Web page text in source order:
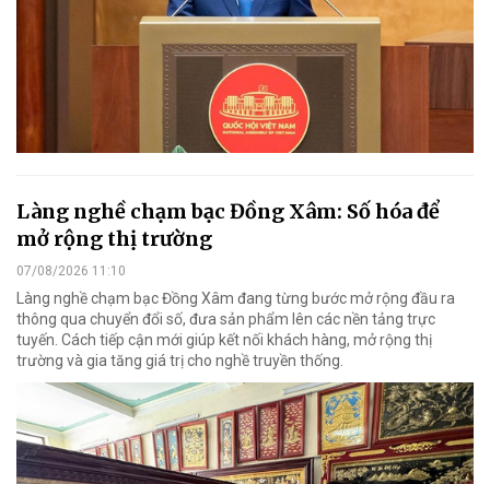
Làng nghề chạm bạc Đồng Xâm: Số hóa để
mở rộng thị trường
07/08/2026 11:10
Làng nghề chạm bạc Đồng Xâm đang từng bước mở rộng đầu ra
thông qua chuyển đổi số, đưa sản phẩm lên các nền tảng trực
tuyến. Cách tiếp cận mới giúp kết nối khách hàng, mở rộng thị
trường và gia tăng giá trị cho nghề truyền thống.